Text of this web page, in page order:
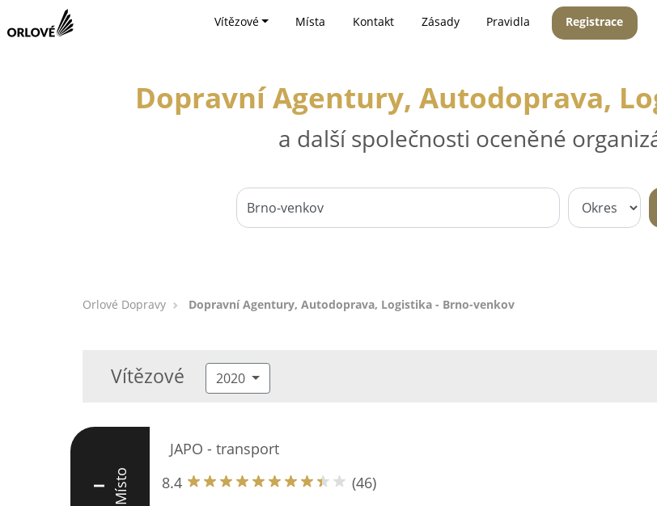
Vítězové Místa Kontakt Zásady Pravidla Registrace
Dopravní Agentury, Autodoprava,
a další společnosti oceněné
Orlové Dopravy Dopravní Agentury, Autodoprava, Logistika - Brno-venkov
Vítězové 2020
I Místo
JAPO - transport
8.4
(46)